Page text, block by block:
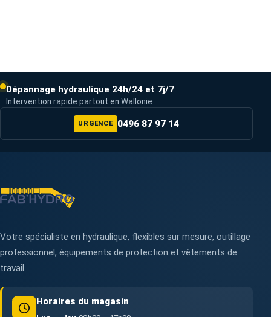
Dépannage hydraulique 24h/24 et 7j/7
Intervention rapide partout en Wallonie
URGENCE 0496 87 97 14
Votre spécialiste en hydraulique, flexibles sur mesure, outillage
professionnel, équipements de protection et vêtements de
travail.
Horaires du magasin